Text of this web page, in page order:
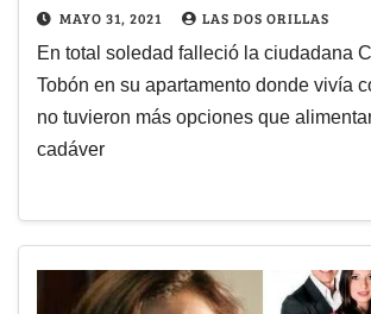
MAYO 31, 2021 LAS DOS ORILLAS
En total soledad falleció la ciudadana
Tobón en su apartamento donde vivía
no tuvieron más opciones que
cadáver